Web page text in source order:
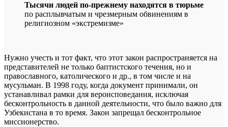
Тысячи людей по-прежнему находятся в тюрьме
по расплывчатым и чрезмерным обвинениям в
религиозном «экстремизме»
Нужно учесть и тот факт, что этот закон распространяется на
представителей не только баптистского течения, но и
православного, католического и др., в том числе и на
мусульман. В 1998 году, когда документ принимали, он
устанавливал рамки для вероисповедания, исключая
бесконтрольность в данной деятельности, что было важно для
Узбекистана в то время. Закон запрещал бесконтрольное
миссионерство.